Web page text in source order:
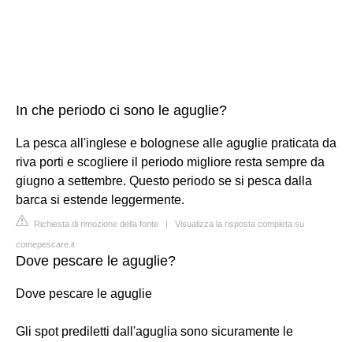
In che periodo ci sono le aguglie?
La pesca all'inglese e bolognese alle aguglie praticata da
riva porti e scogliere il periodo migliore resta sempre da
giugno a settembre. Questo periodo se si pesca dalla
barca si estende leggermente.
Richiesta di rimozione della fonte | Visualizza la risposta completa su
comepescare.it
Dove pescare le aguglie?
Dove pescare le aguglie
Gli spot prediletti dall'aguglia sono sicuramente le